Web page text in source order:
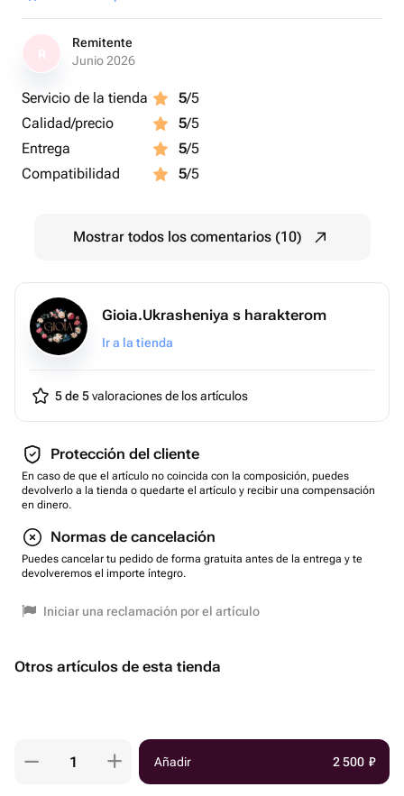
Remitente
Junio 2026
Servicio de la tienda 5/5
Calidad/precio
5/5
Entrega
5/5
Compatibilidad
5/5
Mostrar todos los comentarios (10)
Gioia.Ukrasheniya s harakterom
Ir a la tienda
5 de 5valoraciones de los artículos
Protección del cliente
En caso de que el artículo no coincida con la composición, puedes
devolverlo a la tienda o quedarte el artículo y recibir una compensación
en dinero.
Normas de cancelación
Puedes cancelar tu pedido de forma gratuita antes de la entrega y te
devolveremos el importe íntegro.
Iniciar una reclamación por el artículo
Otros artículos de esta tienda
Añadir 2 500 ₽